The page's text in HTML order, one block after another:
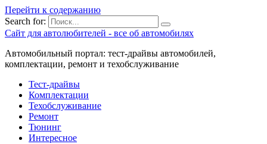
Перейти к содержанию
Search for:
Сайт для автолюбителей - все об автомобилях
Автомобильный портал: тест-драйвы автомобилей,
комплектации, ремонт и техобслуживание
Тест-драйвы
Комплектации
Техобслуживание
Ремонт
Тюнинг
Интересное